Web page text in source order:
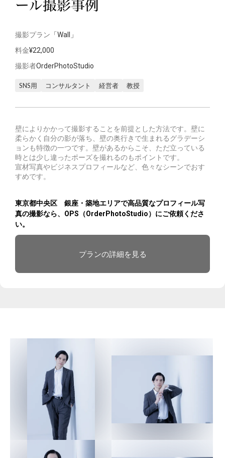
ール撮影事例
撮影プラン 「Wall」
料金¥22,000
撮影者OrderPhotoStudio
SNS用 コンサルタント 経営者 教授
壁によりかかって撮影することを前提とした方法です。壁に
柔らかく自分の影が落ち、壁の奥行きで生まれるグラデーシ
ョンも特徴の一つです。壁があるからこそ、ただ立っている
時とは少し違ったポーズを撮れるのもポイントです。
宣材写真やビジネスプロフィールなど、色々なシーンでおす
すめです。
東京都中央区 銀座・築地エリアで高品質なプロフィール写
真の撮影なら、OPS（OrderPhotoStudio）にご依頼くださ
い。
プランの詳細を見る